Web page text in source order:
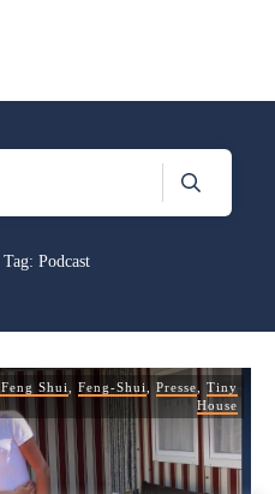
Tag: Podcast
Shui Feng-Shui Presse
Tiny
House